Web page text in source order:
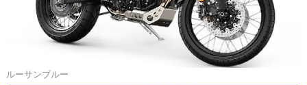
ルーサンブルー